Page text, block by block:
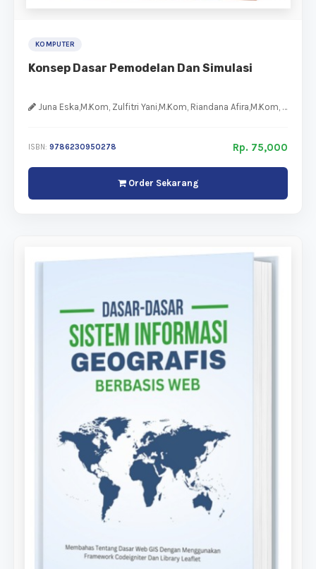
KOMPUTER
Konsep Dasar Pemodelan Dan Simulasi
Juna Eska,M.Kom, Zulfitri Yani,M.Kom, Riandana Afira,M.Kom, Devi Gusmita,M.Kom, Febby Kesumaningtyas,M.Kom
ISBN: 9786230950278 Rp. 75,000
Order Sekarang